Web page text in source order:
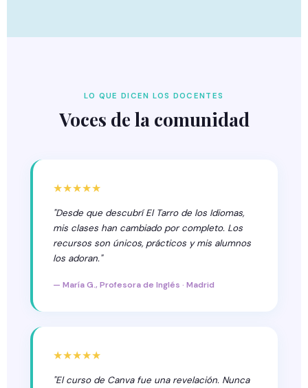
LO QUE DICEN LOS DOCENTES
Voces de la comunidad
★★★★★
"Desde que descubrí El Tarro de los Idiomas,
mis clases han cambiado por completo. Los
recursos son únicos, prácticos y mis alumnos
los adoran."
— María G., Profesora de Inglés · Madrid
★★★★★
"El curso de Canva fue una revelación. Nunca